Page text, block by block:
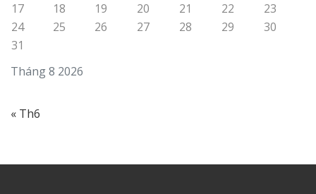
Tháng 8 2026
17
18 19 20 21 22
23
24
25 26 27 28 29
30
31
« Th6